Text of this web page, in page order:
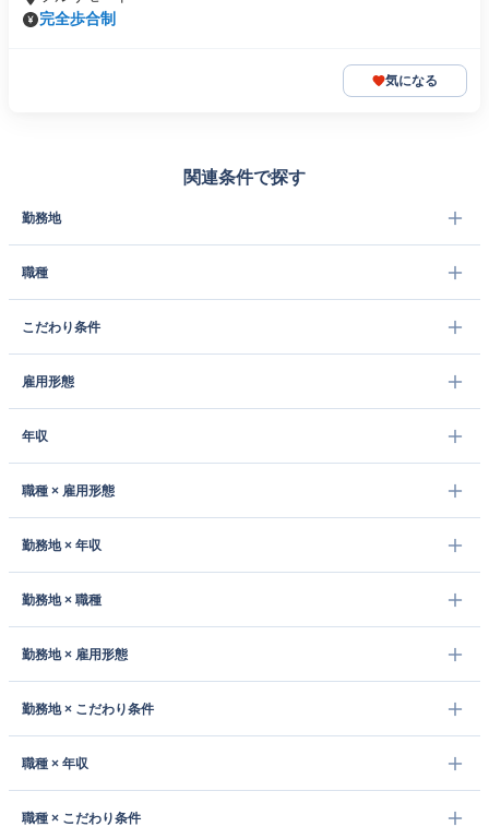
完全歩合制
気になる
関連条件で探す
勤務地
職種
こだわり条件
雇用形態
年収
職種 × 雇用形態
勤務地 × 年収
勤務地 × 職種
勤務地 × 雇用形態
勤務地 × こだわり条件
職種 × 年収
職種 × こだわり条件